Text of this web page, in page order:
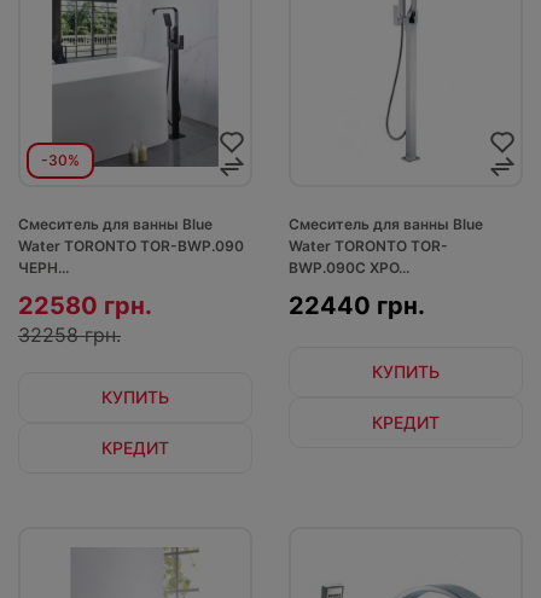
-30%
Смеситель для ванны Blue
Water TORONTO TOR-BWP.090
ЧЕРН...
22580 грн.
32258 грн.
КУПИТЬ
КРЕДИТ
Смеситель для ванны Blue
Water TORONTO TOR-
BWP.090C ХРО...
22440 грн.
КУПИТЬ
КРЕДИТ